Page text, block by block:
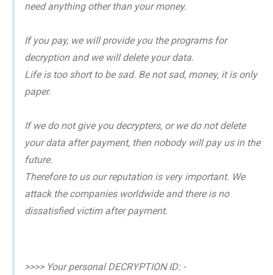
need anything other than your money.
If you pay, we will provide you the programs for
decryption and we will delete your data.
Life is too short to be sad. Be not sad, money, it is only
paper.
If we do not give you decrypters, or we do not delete
your data after payment, then nobody will pay us in the
future.
Therefore to us our reputation is very important. We
attack the companies worldwide and there is no
dissatisfied victim after payment.
>>>> Your personal DECRYPTION ID: -